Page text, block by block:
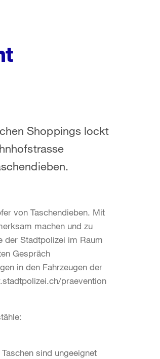
Shoppings lockt
von Taschendieben. Mit
machen und zu
der Stadtpolizei im Raum
Gespräch
in den Fahrzeugen der
praevention
sind ungeeignet